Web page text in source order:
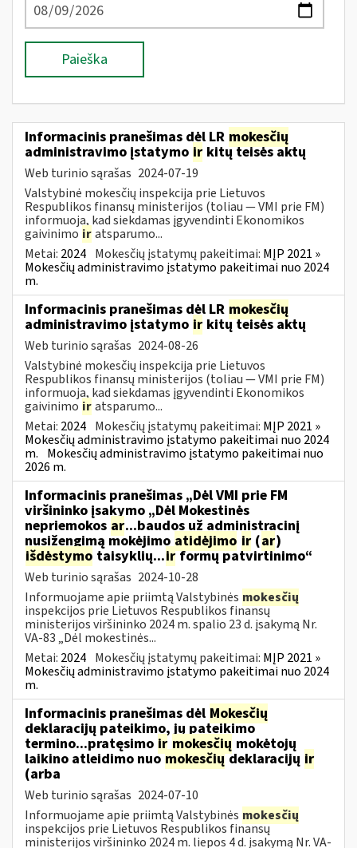
Paieška
Informacinis pranešimas dėl LR mokesčių
administravimo įstatymo ir kitų teisės aktų
Web turinio sąrašas 2024-07-19
Valstybinė mokesčių inspekcija prie Lietuvos
Respublikos finansų ministerijos (toliau — VMI prie FM)
informuoja, kad siekdamas įgyvendinti Ekonomikos
gaivinimo iratsparumo...
Metai: 2024 Mokesčių įstatymų pakeitimai: MĮP 2021 »
Mokesčių administravimo įstatymo pakeitimai nuo 2024
m.
Informacinis pranešimas dėl LR mokesčių
administravimo įstatymo ir kitų teisės aktų
Web turinio sąrašas 2024-08-26
Valstybinė mokesčių inspekcija prie Lietuvos
Respublikos finansų ministerijos (toliau — VMI prie FM)
informuoja, kad siekdamas įgyvendinti Ekonomikos
gaivinimo iratsparumo...
Metai: 2024 Mokesčių įstatymų pakeitimai: MĮP 2021 »
Mokesčių administravimo įstatymo pakeitimai nuo 2024
m. Mokesčių administravimo įstatymo pakeitimai nuo
2026 m.
Informacinis pranešimas „Dėl VMI prie FM
viršininko įsakymo „Dėl Mokestinės
nepriemokos ar...baudos už administracinį
nusižengimą mokėjimo atidėjimo ir (ar)
išdėstymo taisyklių...irformų patvirtinimo“
Web turinio sąrašas 2024-10-28
Informuojame apie priimtą Valstybinės mokesčių
inspekcijos prie Lietuvos Respublikos finansų
ministerijos viršininko 2024 m. spalio 23 d. įsakymą Nr.
VA-83 „Dėl mokestinės...
Metai: 2024 Mokesčių įstatymų pakeitimai: MĮP 2021 »
Mokesčių administravimo įstatymo pakeitimai nuo 2024
m.
Informacinis pranešimas dėl Mokesčių
deklaracijų pateikimo, jų pateikimo
termino...pratęsimo ir mokesčių mokėtojų
laikino atleidimo nuomokesčiųdeklaracijų ir
(arba
Web turinio sąrašas 2024-07-10
Informuojame apie priimtą Valstybinės mokesčių
inspekcijos prie Lietuvos Respublikos finansų
ministerijos viršininko 2024 m. liepos 4 d. įsakymą Nr. VA-